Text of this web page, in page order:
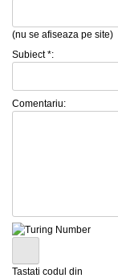
(nu se afiseaza pe site)
Subiect *:
Comentariu:
Tastati codul din